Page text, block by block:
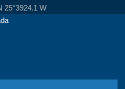
25°3924.1 W